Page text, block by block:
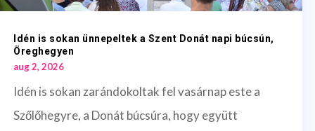
Idén is sokan ünnepeltek a Szent Donát napi búcsún,
Öreghegyen
aug 2, 2026
Idén is sokan zarándokoltak fel vasárnap este a
Szőlőhegyre, a Donát búcsúra, hogy együtt